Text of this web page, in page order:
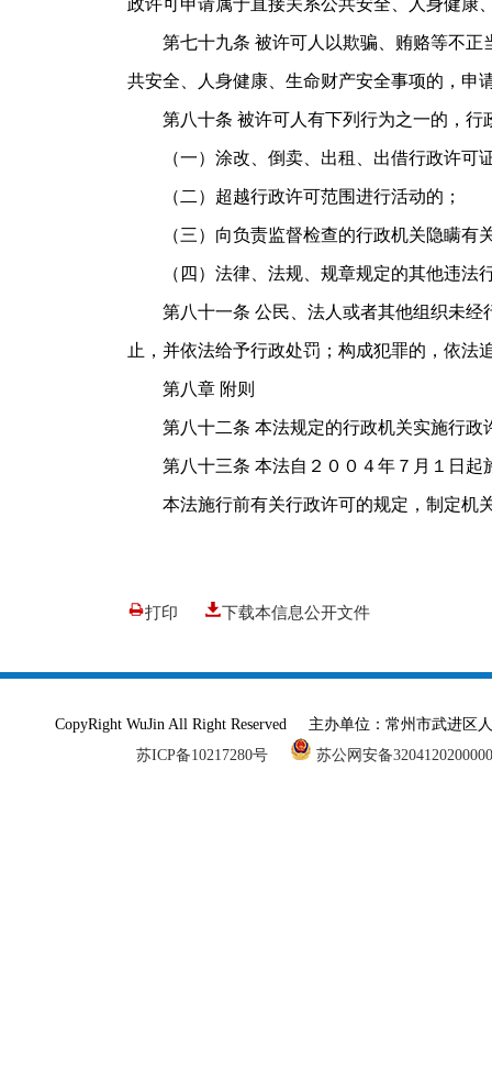
政许可申请属于直接关系公共安全、人身健康
第七十九条 被许可人以欺骗、贿赂等不正
共安全、人身健康、生命财产安全事项的，申
第八十条 被许可人有下列行为之一的，行
（一）涂改、倒卖、出租、出借行政许可
（二）超越行政许可范围进行活动的；
（三）向负责监督检查的行政机关隐瞒有
（四）法律、法规、规章规定的其他违法
第八十一条 公民、法人或者其他组织未经
止，并依法给予行政处罚；构成犯罪的，
第八章 附则
第八十二条 本法规定的行政机关实施行政
第八十三条 本法自２００４年７月１日起
本法施行前有关行政许可的规定，制定机关
打印 下载本信息公开文件
CopyRight WuJin All Right Reserved 主办单位：常州市武进
苏ICP备10217280号
苏公网安备